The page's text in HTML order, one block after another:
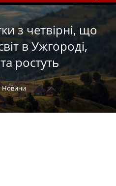
з четвірні, що
в Ужгороді,
ростуть
Новини